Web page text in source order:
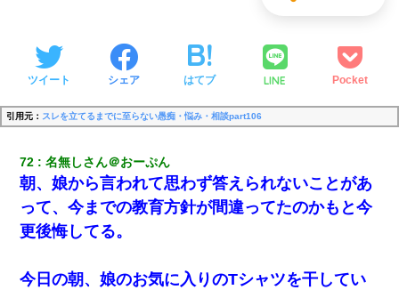
ツイート シェア はてブ LINE Pocket
引用元： スレを立てるまでに至らない愚痴・悩み・相談part106
72 名無しさん＠おーぷん
朝、娘から言われて思わず答えられないことがあ
って、今までの教育方針が間違ってたのかもと今
更後悔してる。
今日の朝、娘のお気に入りのTシャツを干してい